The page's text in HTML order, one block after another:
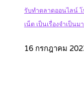
รับทำตลาดออนไลน์
เน็ต เป็นเรื่องจำเป็น
16 กรกฎาคม